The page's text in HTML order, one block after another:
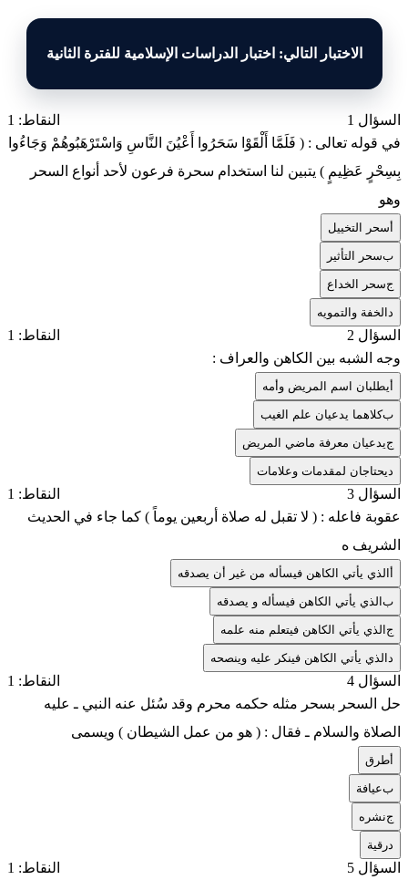
الاختبار التالي: اختبار الدراسات الإسلامية للفترة الثانية
السؤال 1
النقاط: 1
في قوله تعالى : ( فَلَمَّا أَلْقَوْا سَحَرُوا أَعْيُنَ النَّاسِ وَاسْتَرْهَبُوهُمْ وَجَاءُوا
بِسِحْرٍ عَظِيمٍ ) يتبين لنا استخدام سحرة فرعون لأحد أنواع السحر
وهو
سحر التخييل
بسحر التأثير
جسحر الخداع
الخفة والتمويه
السؤال 2
النقاط: 1
وجه الشبه بين الكاهن والعراف :
يطلبان اسم المريض وأمه
بكلاهما يدعيان علم الغيب
جيدعيان معرفة ماضي المريض
يحتاجان لمقدمات وعلامات
السؤال 3
النقاط: 1
عقوبة فاعله : ( لا تقبل له صلاة أربعين يوماً ) كما جاء في الحديث
الشريف ه
الذي يأتي الكاهن فيسأله من غير أن يصدقه
بالذي يأتي الكاهن فيسأله و يصدقه
جالذي يأتي الكاهن فيتعلم منه علمه
الذي يأتي الكاهن فينكر عليه وينصحه
السؤال 4
النقاط: 1
حل السحر بسحر مثله حكمه محرم وقد سُئل عنه النبي ـ عليه
الصلاة والسلام ـ فقال : ( هو من عمل الشيطان ) ويسمى
طرق
بعيافة
جنشره
رقية
السؤال 5 النقاط: 1